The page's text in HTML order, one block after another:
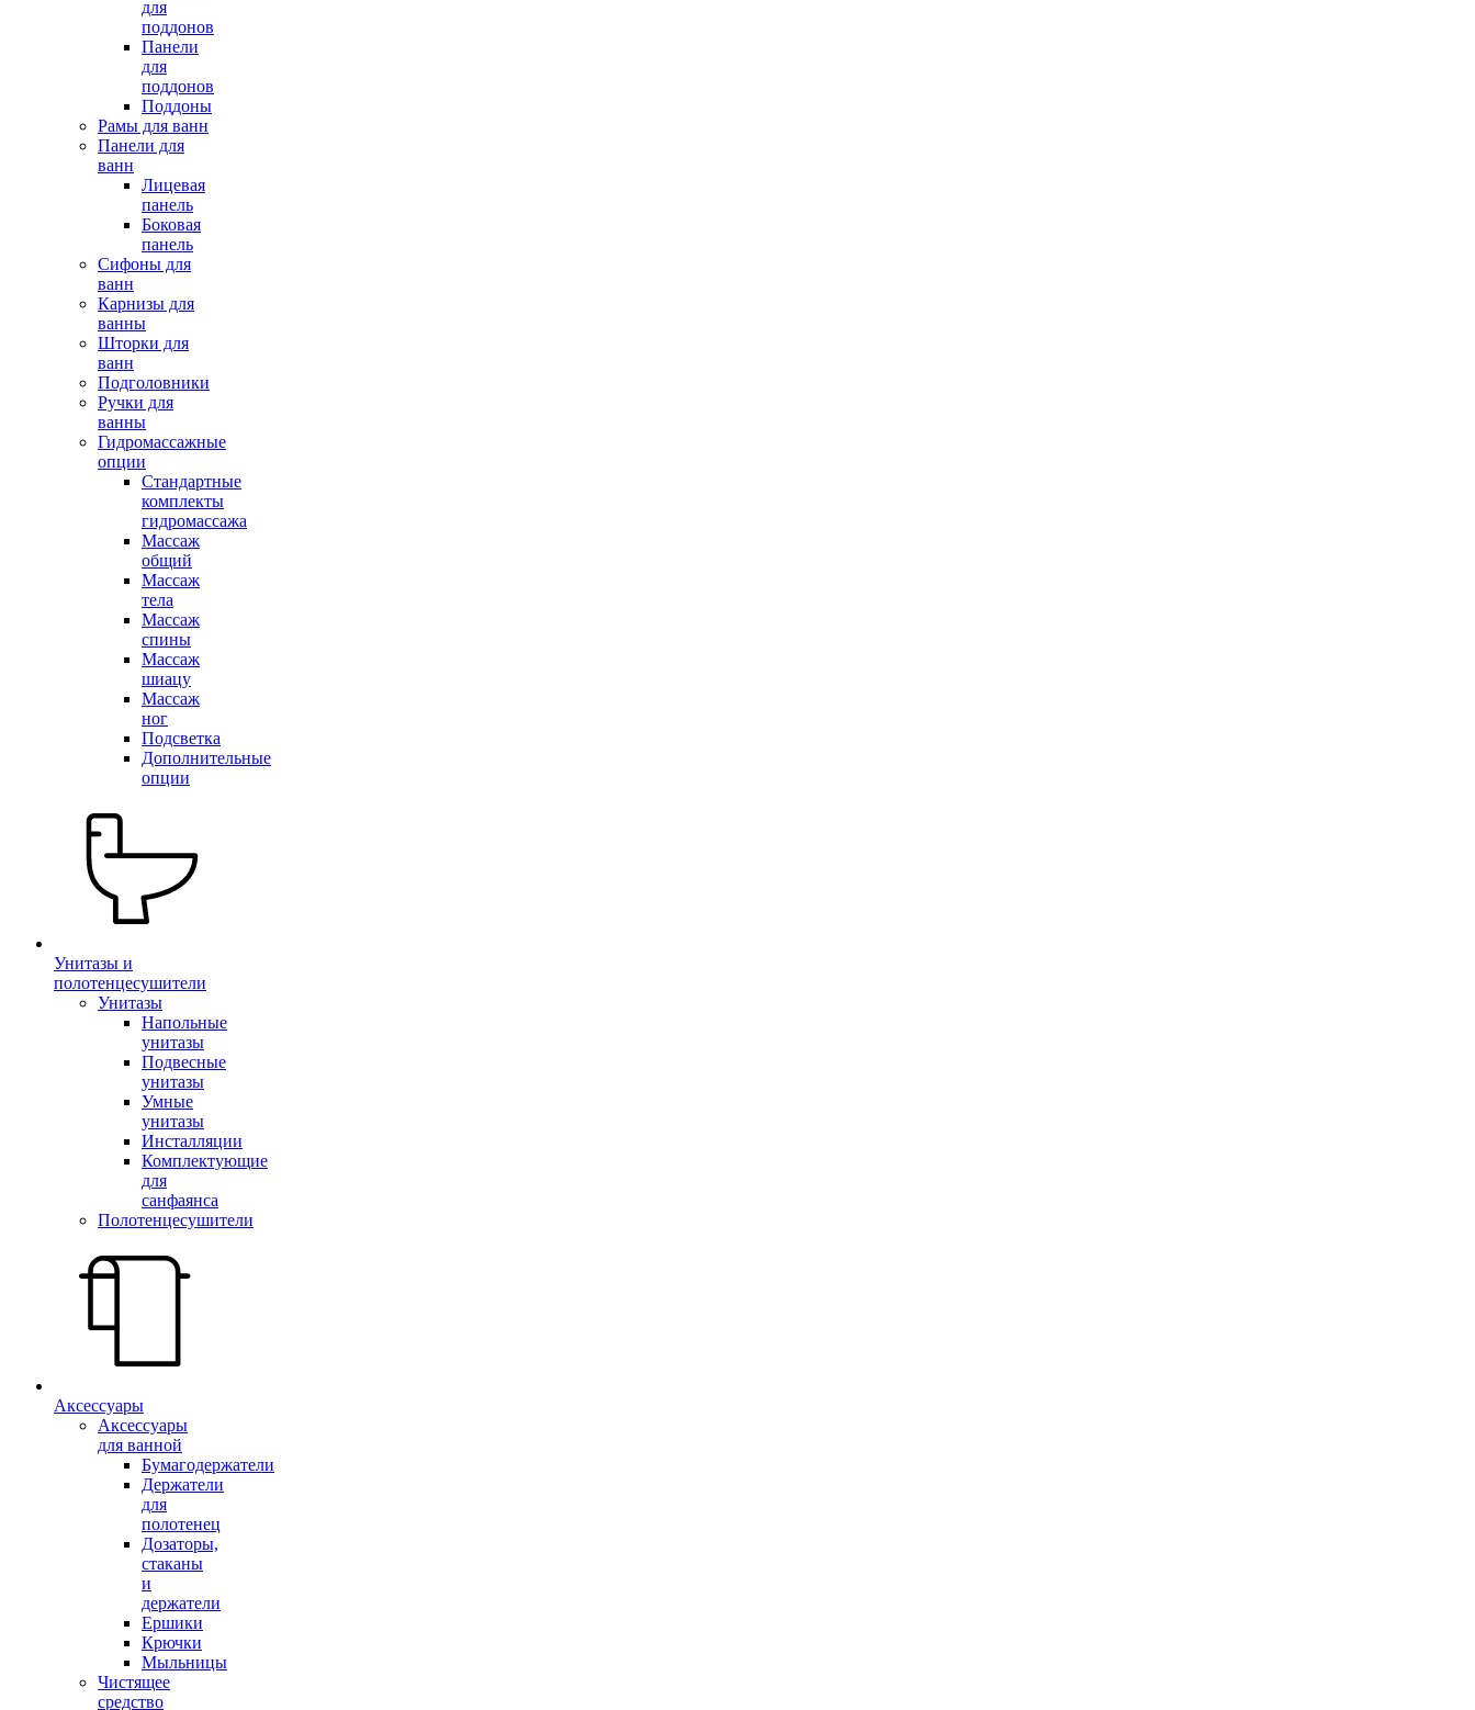
для
поддонов
Панели
для
поддонов
Поддоны
Рамы для ванн
Панели для
ванн
Лицевая
панель
Боковая
панель
Сифоны для
ванн
Карнизы для
ванны
Шторки для
ванн
Подголовники
Ручки для
ванны
Гидромассажные
опции
Стандартные
комплекты
гидромассажа
Массаж
общий
Массаж
тела
Массаж
спины
Массаж
шиацу
Массаж
ног
Подсветка
Дополнительные
опции
Унитазы и
полотенцесушители
Унитазы
Напольные
унитазы
Подвесные
унитазы
Умные
унитазы
Инсталляции
Комплектующие
для
санфаянса
Полотенцесушители
Аксессуары
Аксессуары
для ванной
Бумагодержатели
Держатели
для
полотенец
Дозаторы,
стаканы
и
держатели
Ершики
Крючки
Мыльницы
Чистящее
средство